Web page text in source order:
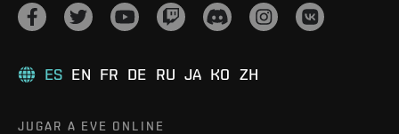
ES EN FR DE RU JA KO ZH
JUGAR A EVE ONLINE